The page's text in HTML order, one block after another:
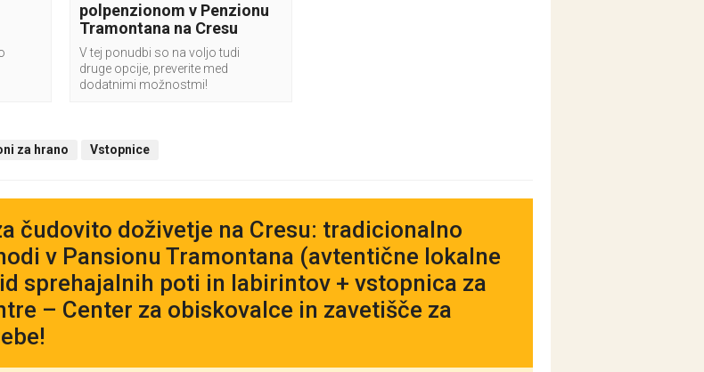
polpenzionom v Penzionu
Tramontana na Cresu
V tej ponudbi so na voljo tudi
druge opcije, preverite med
dodatnimi možnostmi!
za hrano Vstopnice
čudovito doživetje na Cresu: tradicionalno
v Pansionu Tramontana (avtentične lokalne
sprehajalnih poti in labirintov + vstopnica za
– Center za obiskovalce in zavetišče za